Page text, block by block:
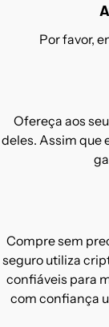
Por favor,
Ofereça aos
deles. Assim que
Compre sem
seguro utiliza
confiáveis ​​para
com confiança